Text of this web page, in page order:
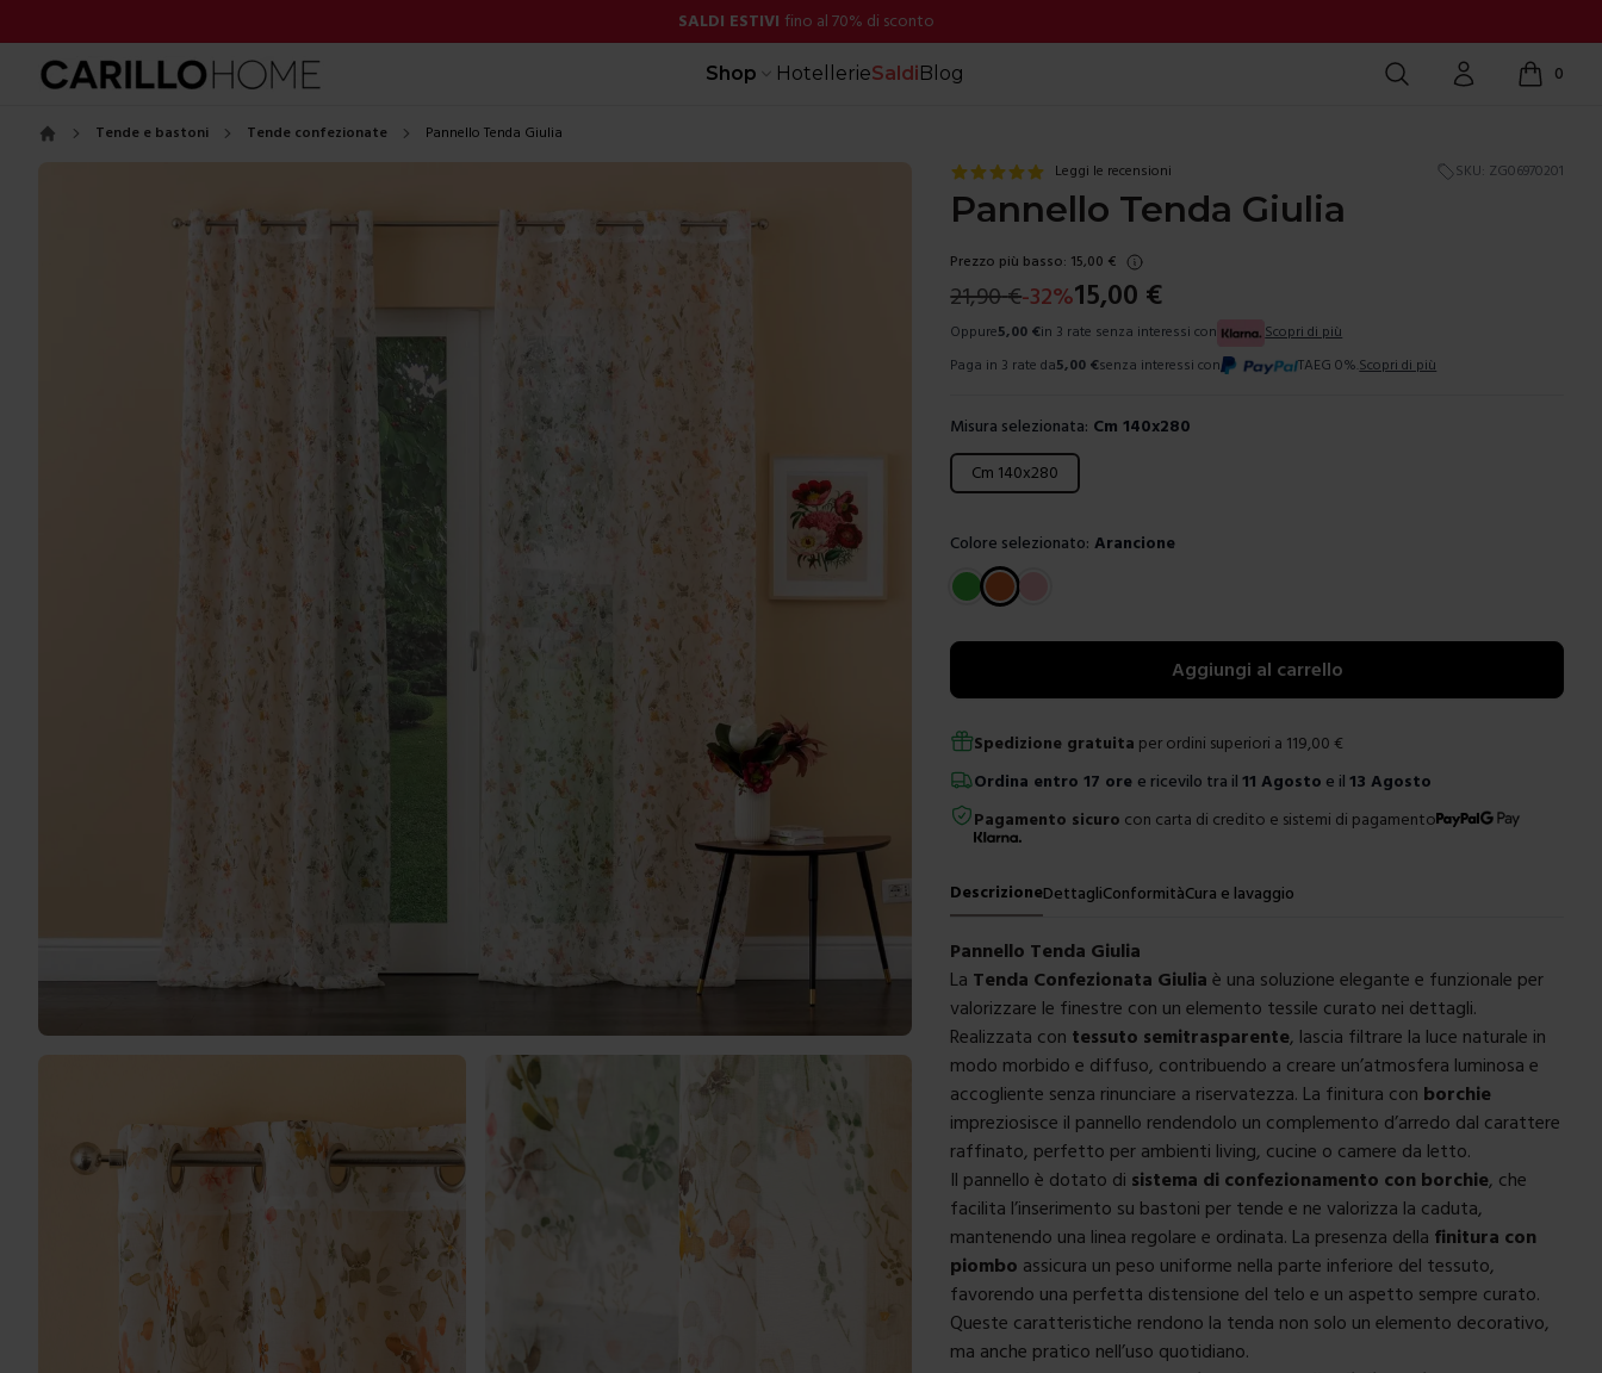
SALDI ESTIVI fino al 70% di sconto
Shop HotellerieSaldiBlog Cerca Account 0
items in
Tende e bastoni Tende confezionate Pannello Tenda Giulia
Leggi le recensioni SKU: ZG06970201
Pannello Tenda Giulia
Prezzo più basso: 15,00 €
21,90€-32%15,00 €
Oppure5,00 €in 3 rate senza interessi con
Scopri di più
Paga in 3 rate da5,00 €senza interessi con TAEG 0%. Scopri di più
Misura selezionata: Cm 140x280
Scegli una misura
Cm 140x280
Colore selezionato: Arancione
Scegli un colore
Aggiungi al carrello
Spedizione gratuita per ordini superiori a 119,00 €
Ordina entro17 ore e ricevilo tra il11 Agosto e il 13 Agosto
Pagamento sicuro con carta di credito e sistemi di pagamento
DescrizioneDettagliConformitàCura e lavaggio
Pannello Tenda Giulia
La Tenda Confezionata Giulia è una soluzione elegante e funzionale per
valorizzare le finestre con un elemento tessile curato nei dettagli.
Realizzata con tessuto semitrasparente, lascia filtrare la luce naturale in
modo morbido e diffuso, contribuendo a creare un’atmosfera luminosa e
accogliente senza rinunciare a riservatezza. La finitura con borchie
impreziosisce il pannello rendendolo un complemento d’arredo dal carattere
raffinato, perfetto per ambienti living, cucine o camere da letto.
Il pannello è dotato di sistema di confezionamento con borchie, che
facilita l’inserimento su bastoni per tende e ne valorizza la caduta,
mantenendo una linea regolare e ordinata. La presenza della finitura con
piombo assicura un peso uniforme nella parte inferiore del tessuto,
favorendo una perfetta distensione del telo e un aspetto sempre curato.
Queste caratteristiche rendono la tenda non solo un elemento decorativo,
ma anche pratico nell’uso quotidiano.